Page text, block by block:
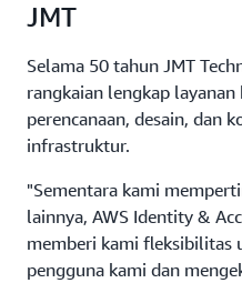
JMT
Selama 50 tahun JMT
rangkaian lengkap
perencanaan, desain, dan
infrastruktur.
"Sementara kami
lainnya, AWS Identity &
memberi kami fleksibilitas
pengguna kami dan